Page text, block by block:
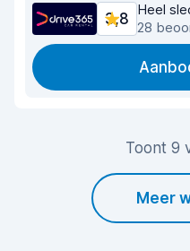
3,8
Heel
28
Toont 9
Meer